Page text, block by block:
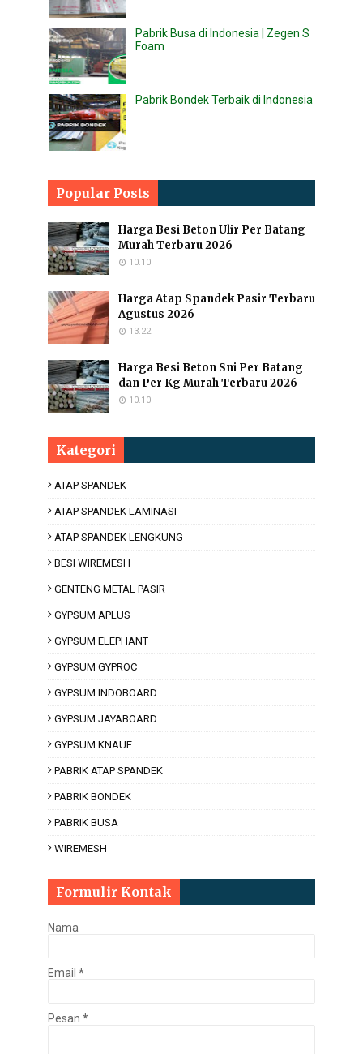
Pabrik Busa di Indonesia | Zegen S
Foam
Pabrik Bondek Terbaik di Indonesia
Popular Posts
Harga Besi Beton Ulir Per Batang
Murah Terbaru 2026
10.10
Harga Atap Spandek Pasir Terbaru
Agustus 2026
13.22
Harga Besi Beton Sni Per Batang
dan Per Kg Murah Terbaru 2026
10.10
Kategori
ATAP SPANDEK
ATAP SPANDEK LAMINASI
ATAP SPANDEK LENGKUNG
BESI WIREMESH
GENTENG METAL PASIR
GYPSUM APLUS
GYPSUM ELEPHANT
GYPSUM GYPROC
GYPSUM INDOBOARD
GYPSUM JAYABOARD
GYPSUM KNAUF
PABRIK ATAP SPANDEK
PABRIK BONDEK
PABRIK BUSA
WIREMESH
Formulir Kontak
Nama
Email *
Pesan *